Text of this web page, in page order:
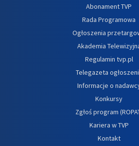
Abonament TVP
Rada Programowa
Ogłoszenia
Akademia
Regulamin tvp.pl
Telegazeta
Informacje o
Konkursy
Zgłoś program
Kariera w TVP
Kontakt